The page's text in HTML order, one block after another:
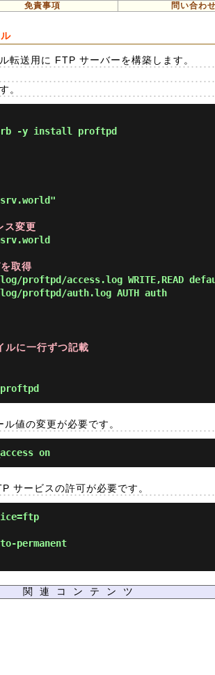
免責事項 問い合わせ
転送用に FTP サーバーを構築します。
。
-y install proftpd
ス変更
取得
access.log WRITE,READ
auth.log AUTH auth
ルに一行ずつ記載
ル値の変更が必要です。
on
サービスの許可が必要です。
permanent
関連コンテンツ